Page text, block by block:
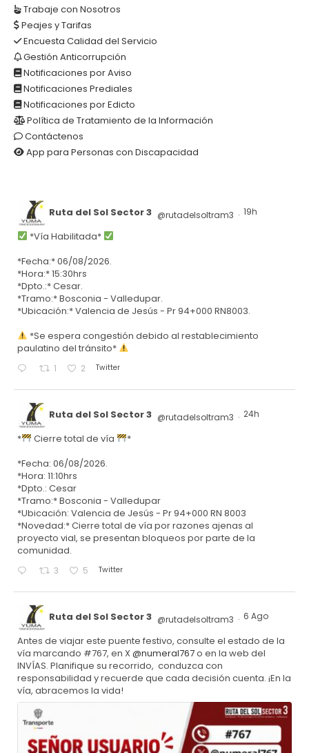
Trabaje con Nosotros
Peajes y Tarifas
Encuesta Calidad del Servicio
Gestión Anticorrupción
Notificaciones por Aviso
Notificaciones Prediales
Notificaciones por Edicto
Política de Tratamiento de la Información
Contáctenos
App para Personas con Discapacidad
Ruta del Sol Sector 3 @rutadelsoltram3 · 19h
*Vía Habilitada*
*Fecha:* 06/08/2026.
*Hora:* 15:30hrs
*Dpto.:* Cesar.
*Tramo:* Bosconia - Valledupar.
*Ubicación:* Valencia de Jesús - Pr 94+000 RN8003.
*Se espera congestión debido al restablecimiento
paulatino del tránsito*
1 2 Twitter
Ruta del Sol Sector 3 @rutadelsoltram3 · 24h
* Cierre total de vía
*
*Fecha: 06/08/2026.
*Hora: 11:10hrs
*Dpto.: Cesar
*Tramo:* Bosconia - Valledupar
*Ubicación: Valencia de Jesús - Pr 94+000 RN 8003
*Novedad:* Cierre total de vía por razones ajenas al
proyecto vial, se presentan bloqueos por parte de la
comunidad.
3 5 Twitter
Ruta del Sol Sector 3 @rutadelsoltram3 · 6 Ago
Antes de viajar este puente festivo, consulte el estado de la
vía marcando #767, en X@numeral767o en la web del
INVÍAS. Planifique su recorrido, conduzca con
responsabilidad y recuerde que cada decisión cuenta. ¡En la
vía, abracemos la vida!